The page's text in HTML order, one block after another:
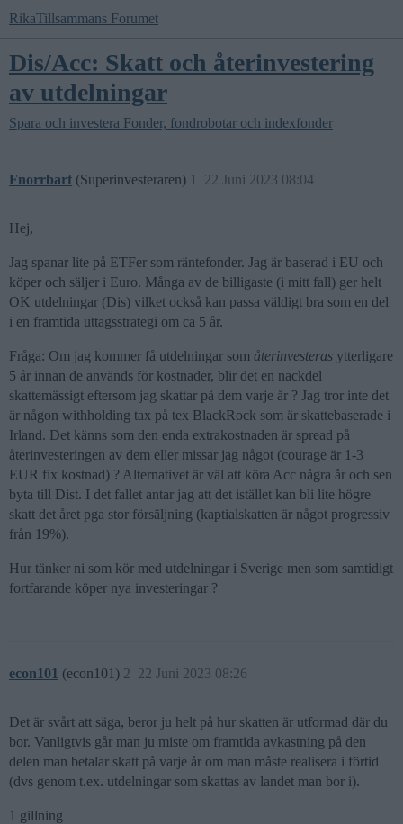
RikaTillsammans Forumet
Dis/Acc: Skatt och återinvestering
av utdelningar
Spara och investera Fonder, fondrobotar och indexfonder
Fnorrbart (Superinvesteraren) 22 Juni 2023 08:04
1
Hej,
Jag spanar lite på ETFer som räntefonder. Jag är baserad i EU och
köper och säljer i Euro. Många av de billigaste (i mitt fall) ger helt
OK utdelningar (Dis) vilket också kan passa väldigt bra som en del
i en framtida uttagsstrategi om ca 5 år.
Fråga: Om jag kommer få utdelningar som återinvesteras ytterligare
5 år innan de används för kostnader, blir det en nackdel
skattemässigt eftersom jag skattar på dem varje år ? Jag tror inte det
är någon withholding tax på tex BlackRock som är skattebaserade i
Irland. Det känns som den enda extrakostnaden är spread på
återinvesteringen av dem eller missar jag något (courage är 1-3
EUR fix kostnad) ? Alternativet är väl att köra Acc några år och sen
byta till Dist. I det fallet antar jag att det istället kan bli lite högre
skatt det året pga stor försäljning (kaptialskatten är något progressiv
från 19%).
Hur tänker ni som kör med utdelningar i Sverige men som samtidigt
fortfarande köper nya investeringar ?
econ101 (econ101) 22 Juni 2023 08:26
2
Det är svårt att säga, beror ju helt på hur skatten är utformad där du
bor. Vanligtvis går man ju miste om framtida avkastning på den
delen man betalar skatt på varje år om man måste realisera i förtid
(dvs genom t.ex. utdelningar som skattas av landet man bor i).
1 gillning